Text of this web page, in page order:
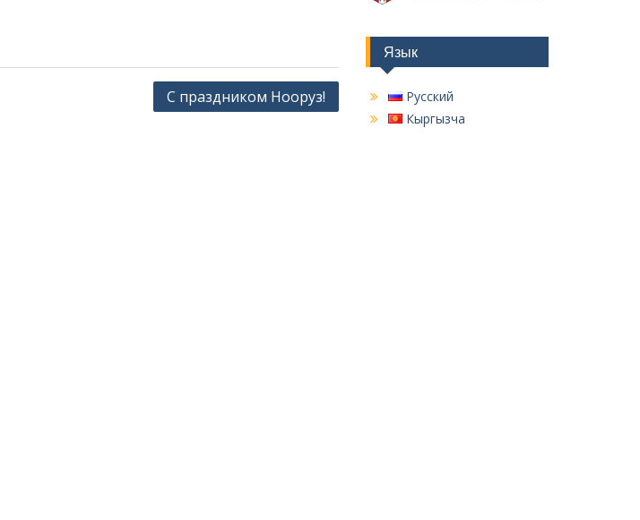
С праздником Нооруз!
Язык
Русский
Кыргызча